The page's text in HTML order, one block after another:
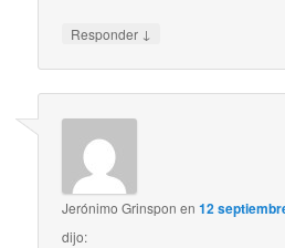
Responder ↓
Jerónimo Grinspon en12
dijo: